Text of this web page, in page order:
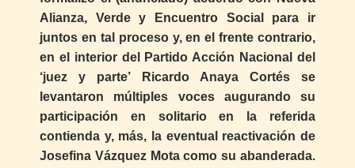
Alianza, Verde y Encuentro Social para ir
juntos en tal proceso y, en el frente contrario,
en el interior del Partido Acción Nacional del
‘juez y parte’ Ricardo Anaya Cortés se
levantaron múltiples voces augurando su
participación en solitario en la referida
contienda y, más, la eventual reactivación de
Josefina Vázquez Mota como su abanderada.